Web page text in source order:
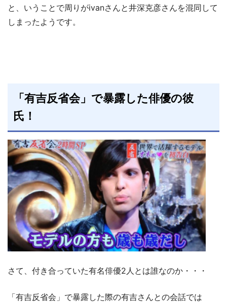
と、いうことで周りがivanさんと井深克彦さんを混同して
しまったようです。
「有吉反省会」で暴露した俳優の彼
氏！
さて、付き合っていた有名俳優2人とは誰なのか・・・
「有吉反省会」で暴露した際の有吉さんとの会話では